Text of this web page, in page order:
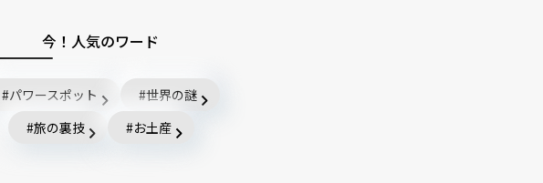
今！人気のワード
パワースポット
世界の謎
旅の裏技
お土産